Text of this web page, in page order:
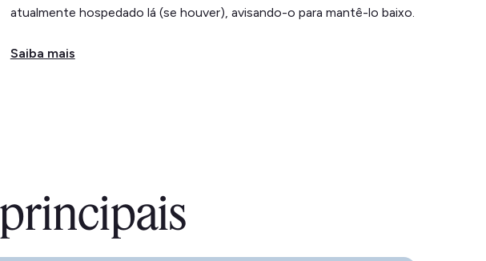
atualmente hospedado lá (se houver), avisando-o para mantê-lo baixo.
Saiba mais